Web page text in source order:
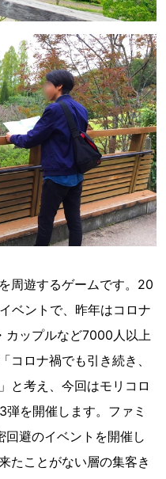
周遊するゲームです。20
ベントで、昨年はコロナ
カップルなど7000人以上
コロナ禍でも引き続き、
と考え、今回はモリコロ
を開催します。ファミ
回避のイベントを開催し
たことがない層の集客き